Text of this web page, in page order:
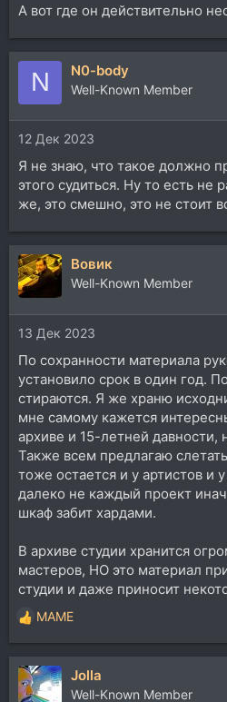
А вот где он действительно
N N0-body
Well-Known Member
12 Дек 2023
Я не знаю, что такое должно
этого судиться. Ну то есть не
же, это смешно, это не стоит
Вовик
Well-Known Member
13 Дек 2023
По сохранности материала
установило срок в один год.
стираются. Я же храню
мне самому кажется
архиве и 15-летней давности,
Также всем предлагаю
тоже остается и у артистов и
далеко не каждый проект
шкаф забит хардами.
В архиве студии хранится
мастеров, НО это материал
студии и даже приносит
Р
е
а
к
ц
MAME
Jolla
Well-Known Member